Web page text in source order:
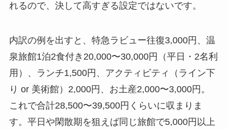
れるので、決して高すぎる設定ではないです。
内訳の例を出すと、特急ラビュー往復3,000円、温
泉旅館1泊2食付き20,000〜30,000円（平日・2名利
用）、ランチ1,500円、アクティビティ（ライン下
り or 美術館）2,000円、お土産2,000〜3,000円。
これで合計28,500〜39,500円くらいに収まりま
す。平日や閑散期を狙えば同じ旅館で5,000円以上